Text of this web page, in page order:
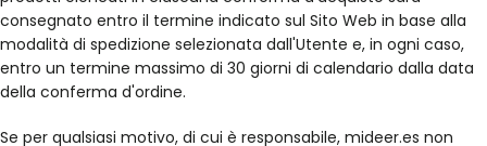
consegnato entro il termine indicato sul Sito Web in base alla
modalità di spedizione selezionata dall'Utente e, in ogni caso,
entro un termine massimo di 30 giorni di calendario dalla data
della conferma d'ordine.
Se per qualsiasi motivo, di cui è responsabile, mideer.es non